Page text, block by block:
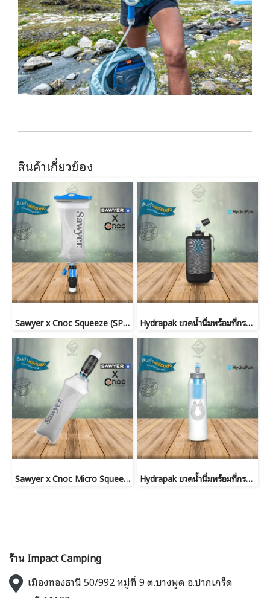
สินค้าเกี่ยวข้อง
Sawyer x Cnoc Squeeze (SP303) เครื่องกรองน้ำ เดินป่า พร้อมถุง Cnoc 2 ลิตร Hydrapak ขวดน้ำนิ่มพร้อมที่กรอง PackFlask+™ 750ml
Sawyer x Cnoc Micro Squeeze (SP301) เครื่องกรองน้ำ เดินป่า พร้อมถุง Cnoc 750 ml Hydrapak ขวดน้ำนิ่มพร้อมที่กรอง UltraFlask+ Filter Kit 500ml
ร้าน Impact Camping
เมืองทองธานี 50/992 หมู่ที่ 9 ต.บางพูด อ.ปากเกร็ด